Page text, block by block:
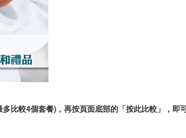
比較4個套餐)，再按頁面底部的「按此比較」，即